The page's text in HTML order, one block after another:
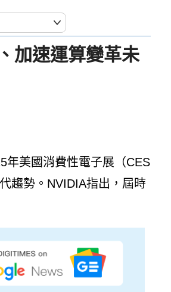
加速運算變革未
年美國消費性電子展（CES
趨勢。NVIDIA指出，屆時